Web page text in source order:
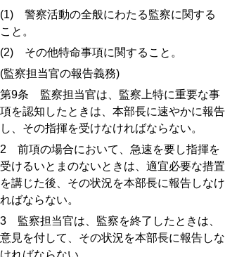
(1) 警察活動の全般にわたる監察に関する
こと。
(2) その他特命事項に関すること。
(監察担当官の報告義務)
第9条 監察担当官は、監察上特に重要な事
項を認知したときは、本部長に速やかに報告
し、その指揮を受けなければならない。
2 前項の場合において、急速を要し指揮を
受けるいとまのないときは、適宜必要な措置
を講じた後、その状況を本部長に報告しなけ
ればならない。
3 監察担当官は、監察を終了したときは、
意見を付して、その状況を本部長に報告しな
ければならない。